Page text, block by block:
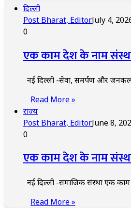
दिल्ली
Post Bharat, EditorJuly 4,
0
एक काम देश के नाम
नई दिल्ली -सेवा, समर्पण और
Read More »
राज्य
Post Bharat, EditorJune 8,
0
एक काम देश के नाम
नई दिल्ली -समाजिक संस्था एक
Read More »